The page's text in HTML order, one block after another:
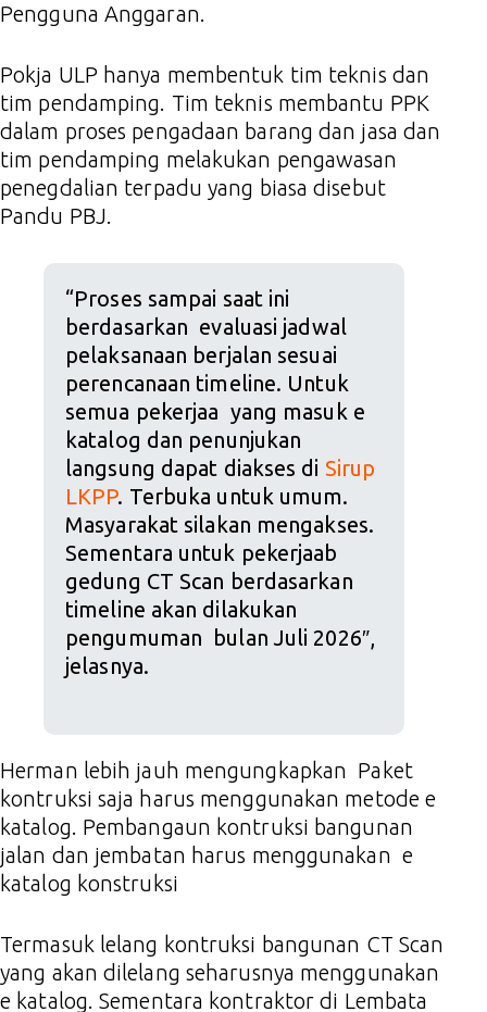
Pengguna Anggaran.
Pokja ULP hanya membentuk tim teknis dan
tim pendamping. Tim teknis membantu PPK
dalam proses pengadaan barang dan jasa dan
tim pendamping melakukan pengawasan
penegdalian terpadu yang biasa disebut
Pandu PBJ.
“Proses sampai saat ini
berdasarkan evaluasi jadwal
pelaksanaan berjalan sesuai
perencanaan timeline. Untuk
semua pekerjaa yang masuk e
katalog dan penunjukan
langsung dapat diakses di Sirup
LKPP. Terbuka untuk umum.
Masyarakat silakan mengakses.
Sementara untuk pekerjaab
gedung CT Scan berdasarkan
timeline akan dilakukan
pengumuman bulan Juli 2026″,
jelasnya.
Herman lebih jauh mengungkapkan Paket
kontruksi saja harus menggunakan metode e
katalog. Pembangaun kontruksi bangunan
jalan dan jembatan harus menggunakan e
katalog konstruksi
Termasuk lelang kontruksi bangunan CT Scan
yang akan dilelang seharusnya menggunakan
e katalog. Sementara kontraktor di Lembata